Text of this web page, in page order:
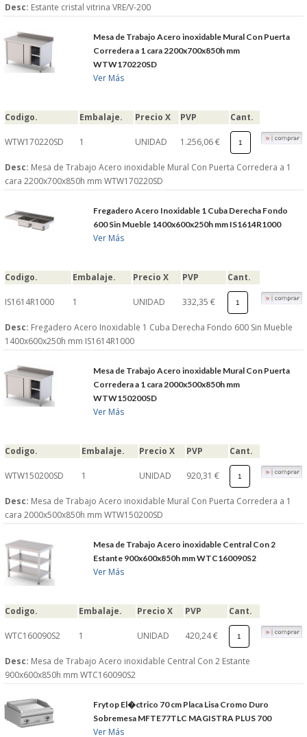
Desc: Estante cristal vitrina VRE/V-200
Mesa de Trabajo Acero inoxidable Mural Con Puerta
Corredera a 1 cara 2200x700x850h mm
WTW170220SD
Ver Más
Codigo. Embalaje. Precio X PVP Cant.
WTW170220SD 1 UNIDAD 1.256,06 €
Desc: Mesa de Trabajo Acero inoxidable Mural Con Puerta Corredera a 1
cara 2200x700x850h mm WTW170220SD
Fregadero Acero Inoxidable 1 Cuba Derecha Fondo
600 Sin Mueble 1400x600x250h mm IS1614R1000
Ver Más
Codigo. Embalaje. Precio X PVP Cant.
IS1614R1000 1 UNIDAD 332,35 €
Desc: Fregadero Acero Inoxidable 1 Cuba Derecha Fondo 600 Sin Mueble
1400x600x250h mm IS1614R1000
Mesa de Trabajo Acero inoxidable Mural Con Puerta
Corredera a 1 cara 2000x500x850h mm
WTW150200SD
Ver Más
Codigo. Embalaje. Precio X PVP Cant.
WTW150200SD 1 UNIDAD 920,31 €
Desc: Mesa de Trabajo Acero inoxidable Mural Con Puerta Corredera a 1
cara 2000x500x850h mm WTW150200SD
Mesa de Trabajo Acero inoxidable Central Con 2
Estante 900x600x850h mm WTC160090S2
Ver Más
Codigo. Embalaje. Precio X PVP Cant.
WTC160090S2 1 UNIDAD 420,24 €
Desc: Mesa de Trabajo Acero inoxidable Central Con 2 Estante
900x600x850h mm WTC160090S2
Frytop El�ctrico 70 cm Placa Lisa Cromo Duro
Sobremesa MFTE77TLC MAGISTRA PLUS 700
Ver Más